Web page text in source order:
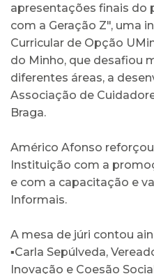
apresentações finais do
com a Geração Z", uma
Curricular de Opção
do Minho, que desafiou
diferentes áreas, a
Associação de
Braga.
Américo Afonso
Instituição com a
e com a capacitação e
Informais.
A mesa de júri contou
▪️Carla Sepúlveda,
Inovação e Coesão